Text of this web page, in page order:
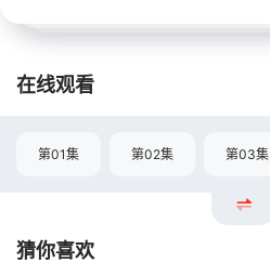
在线观看
第01集 第02集 第03集
猜你喜欢